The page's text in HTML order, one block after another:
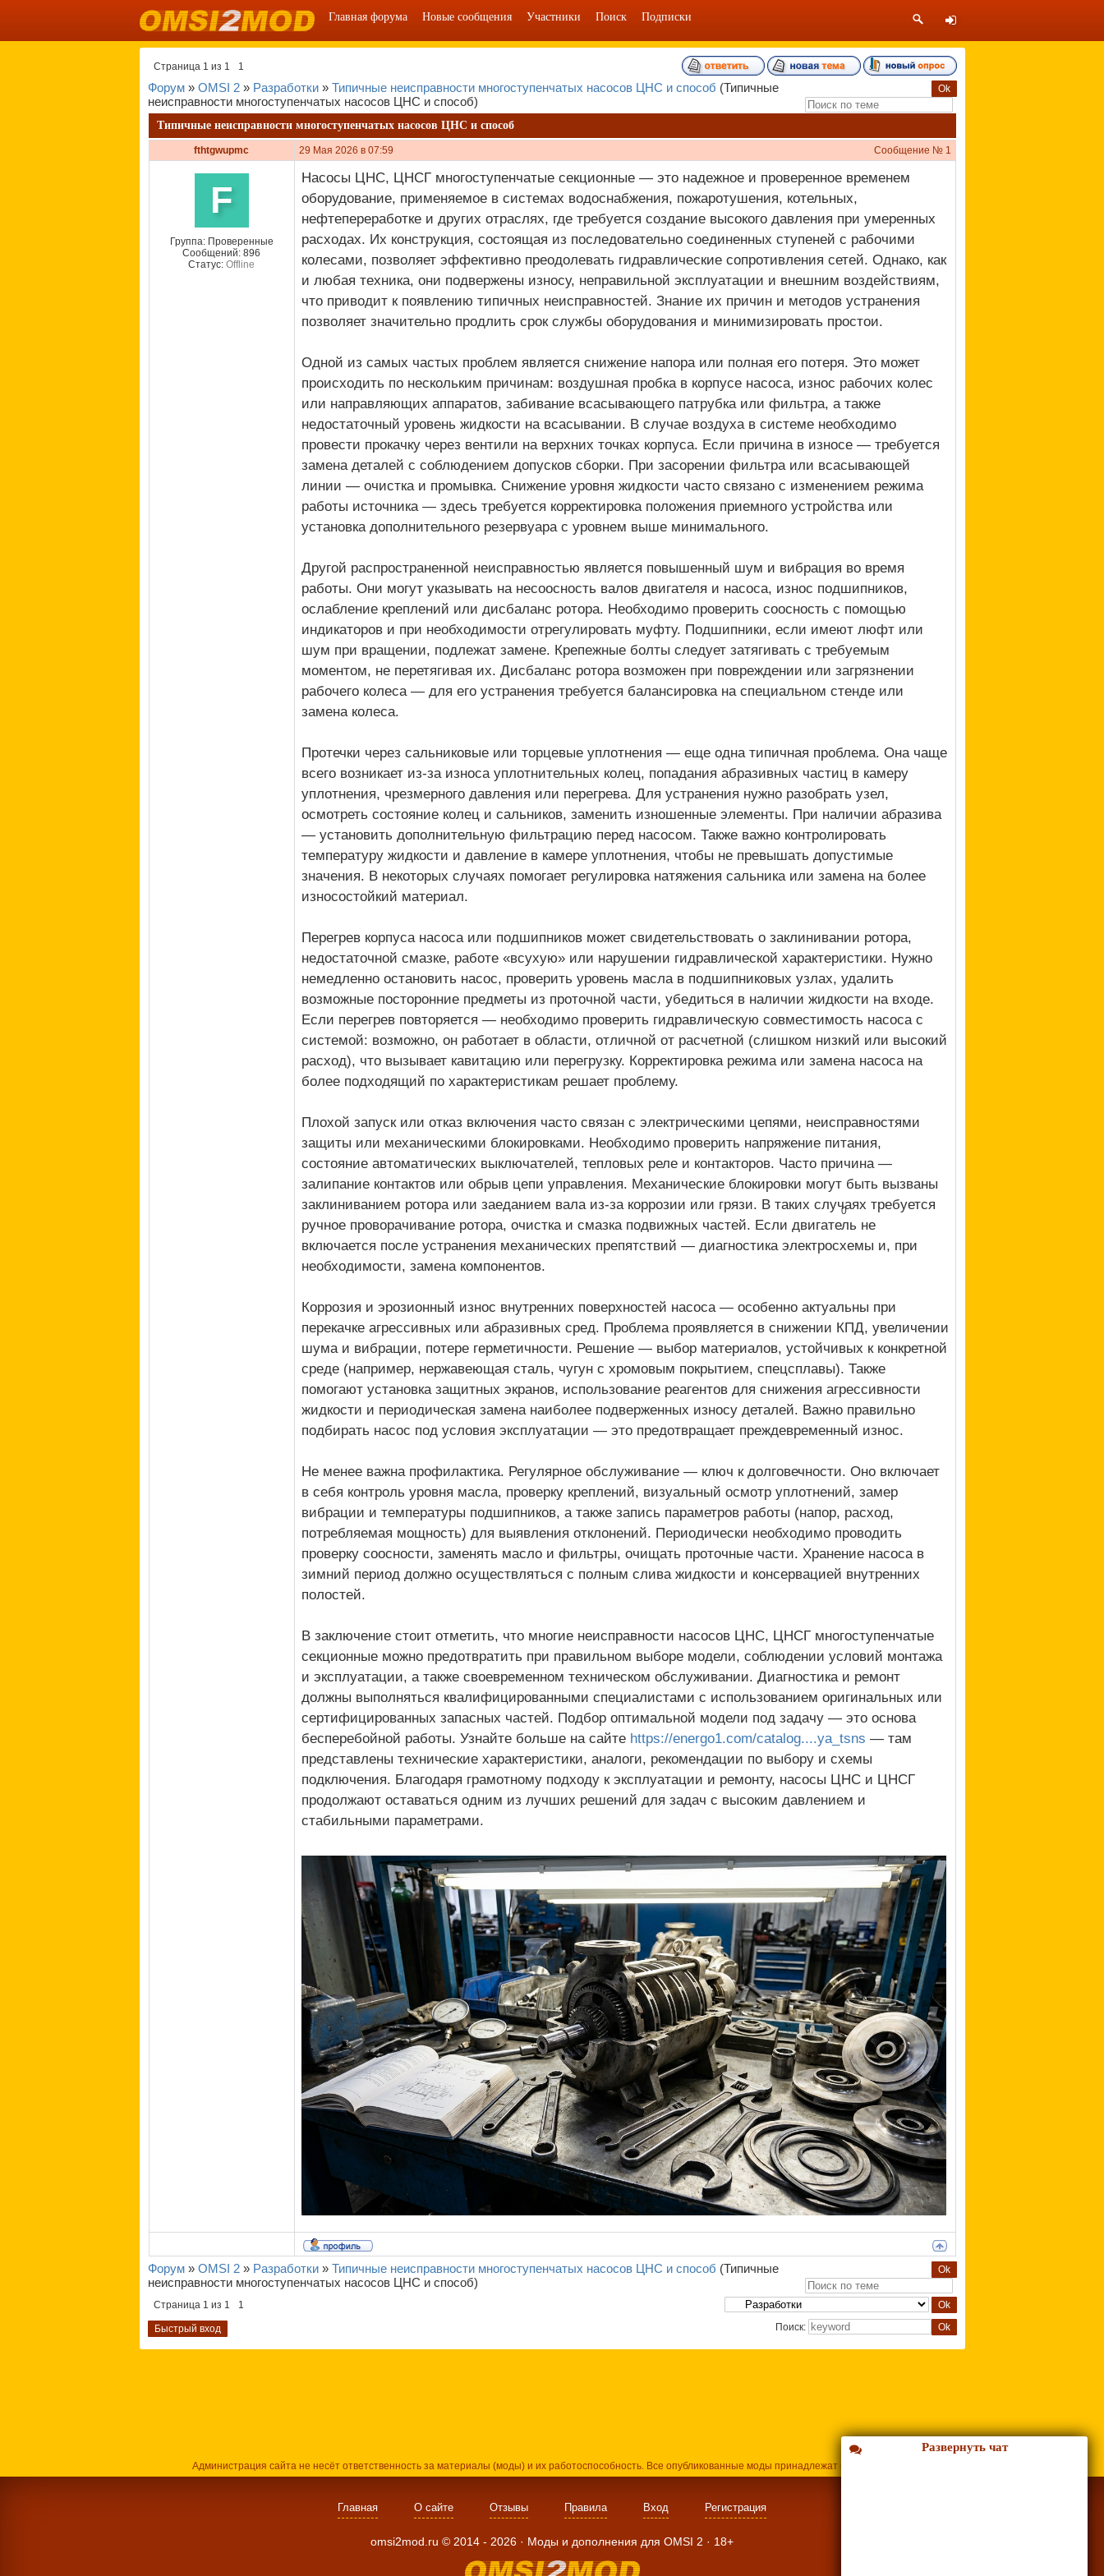
Главная форума Новые сообщения Участники Поиск Подписки
Развернуть чат
0
Страница 1 из 1 1
Форум » OMSI 2 » Разработки » Типичные неисправности многоступенчатых насосов ЦНС и способ (Типичные
неисправности многоступенчатых насосов ЦНС и способ)
Типичные неисправности многоступенчатых насосов ЦНС и способ
fthtgwupmc 29 Мая 2026 в 07:59 Сообщение № 1
F
Группа: Проверенные
Сообщений: 896
Статус: Offline
Насосы ЦНС, ЦНСГ многоступенчатые секционные — это надежное и проверенное временем
оборудование, применяемое в системах водоснабжения, пожаротушения, котельных,
нефтепереработке и других отраслях, где требуется создание высокого давления при умеренных
расходах. Их конструкция, состоящая из последовательно соединенных ступеней с рабочими
колесами, позволяет эффективно преодолевать гидравлические сопротивления сетей. Однако, как
и любая техника, они подвержены износу, неправильной эксплуатации и внешним воздействиям,
что приводит к появлению типичных неисправностей. Знание их причин и методов устранения
позволяет значительно продлить срок службы оборудования и минимизировать простои.
Одной из самых частых проблем является снижение напора или полная его потеря. Это может
происходить по нескольким причинам: воздушная пробка в корпусе насоса, износ рабочих колес
или направляющих аппаратов, забивание всасывающего патрубка или фильтра, а также
недостаточный уровень жидкости на всасывании. В случае воздуха в системе необходимо
провести прокачку через вентили на верхних точках корпуса. Если причина в износе — требуется
замена деталей с соблюдением допусков сборки. При засорении фильтра или всасывающей
линии — очистка и промывка. Снижение уровня жидкости часто связано с изменением режима
работы источника — здесь требуется корректировка положения приемного устройства или
установка дополнительного резервуара с уровнем выше минимального.
Другой распространенной неисправностью является повышенный шум и вибрация во время
работы. Они могут указывать на несоосность валов двигателя и насоса, износ подшипников,
ослабление креплений или дисбаланс ротора. Необходимо проверить соосность с помощью
индикаторов и при необходимости отрегулировать муфту. Подшипники, если имеют люфт или
шум при вращении, подлежат замене. Крепежные болты следует затягивать с требуемым
моментом, не перетягивая их. Дисбаланс ротора возможен при повреждении или загрязнении
рабочего колеса — для его устранения требуется балансировка на специальном стенде или
замена колеса.
Протечки через сальниковые или торцевые уплотнения — еще одна типичная проблема. Она чаще
всего возникает из-за износа уплотнительных колец, попадания абразивных частиц в камеру
уплотнения, чрезмерного давления или перегрева. Для устранения нужно разобрать узел,
осмотреть состояние колец и сальников, заменить изношенные элементы. При наличии абразива
— установить дополнительную фильтрацию перед насосом. Также важно контролировать
температуру жидкости и давление в камере уплотнения, чтобы не превышать допустимые
значения. В некоторых случаях помогает регулировка натяжения сальника или замена на более
износостойкий материал.
Перегрев корпуса насоса или подшипников может свидетельствовать о заклинивании ротора,
недостаточной смазке, работе «всухую» или нарушении гидравлической характеристики. Нужно
немедленно остановить насос, проверить уровень масла в подшипниковых узлах, удалить
возможные посторонние предметы из проточной части, убедиться в наличии жидкости на входе.
Если перегрев повторяется — необходимо проверить гидравлическую совместимость насоса с
системой: возможно, он работает в области, отличной от расчетной (слишком низкий или высокий
расход), что вызывает кавитацию или перегрузку. Корректировка режима или замена насоса на
более подходящий по характеристикам решает проблему.
Плохой запуск или отказ включения часто связан с электрическими цепями, неисправностями
защиты или механическими блокировками. Необходимо проверить напряжение питания,
состояние автоматических выключателей, тепловых реле и контакторов. Часто причина —
залипание контактов или обрыв цепи управления. Механические блокировки могут быть вызваны
заклиниванием ротора или заеданием вала из-за коррозии или грязи. В таких случаях требуется
ручное проворачивание ротора, очистка и смазка подвижных частей. Если двигатель не
включается после устранения механических препятствий — диагностика электросхемы и, при
необходимости, замена компонентов.
Коррозия и эрозионный износ внутренних поверхностей насоса — особенно актуальны при
перекачке агрессивных или абразивных сред. Проблема проявляется в снижении КПД, увеличении
шума и вибрации, потере герметичности. Решение — выбор материалов, устойчивых к конкретной
среде (например, нержавеющая сталь, чугун с хромовым покрытием, спецсплавы). Также
помогают установка защитных экранов, использование реагентов для снижения агрессивности
жидкости и периодическая замена наиболее подверженных износу деталей. Важно правильно
подбирать насос под условия эксплуатации — это предотвращает преждевременный износ.
Не менее важна профилактика. Регулярное обслуживание — ключ к долговечности. Оно включает
в себя контроль уровня масла, проверку креплений, визуальный осмотр уплотнений, замер
вибрации и температуры подшипников, а также запись параметров работы (напор, расход,
потребляемая мощность) для выявления отклонений. Периодически необходимо проводить
проверку соосности, заменять масло и фильтры, очищать проточные части. Хранение насоса в
зимний период должно осуществляться с полным слива жидкости и консервацией внутренних
полостей.
В заключение стоит отметить, что многие неисправности насосов ЦНС, ЦНСГ многоступенчатые
секционные можно предотвратить при правильном выборе модели, соблюдении условий монтажа
и эксплуатации, а также своевременном техническом обслуживании. Диагностика и ремонт
должны выполняться квалифицированными специалистами с использованием оригинальных или
сертифицированных запасных частей. Подбор оптимальной модели под задачу — это основа
бесперебойной работы. Узнайте больше на сайте https://energo1.com/catalog....ya_tsns — там
представлены технические характеристики, аналоги, рекомендации по выбору и схемы
подключения. Благодаря грамотному подходу к эксплуатации и ремонту, насосы ЦНС и ЦНСГ
продолжают оставаться одним из лучших решений для задач с высоким давлением и
стабильными параметрами.
Форум » OMSI 2 » Разработки » Типичные неисправности многоступенчатых насосов ЦНС и способ (Типичные
неисправности многоступенчатых насосов ЦНС и способ)
Страница 1 из 1
1
Поиск:
Администрация сайта не несёт ответственность за материалы (моды) и их работоспособность. Все опубликованные моды принадлежат их владельцам.
Главная О сайте Отзывы Правила Вход Регистрация
omsi2mod.ru © 2014 - 2026 · Моды и дополнения для OMSI 2 · 18+